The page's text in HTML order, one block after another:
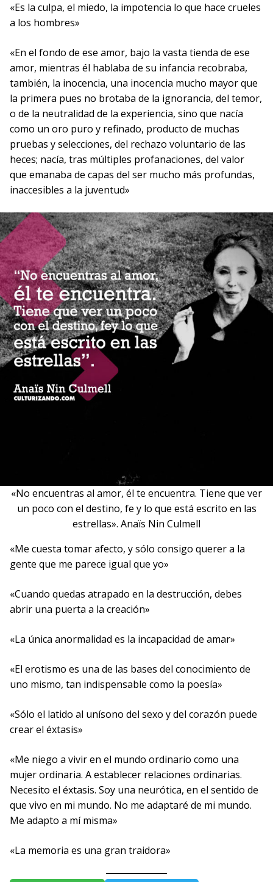
«Es la culpa, el miedo, la impotencia lo que hace crueles
a los hombres»
«En el fondo de ese amor, bajo la vasta tienda de ese
amor, mientras él hablaba de su infancia recobraba,
también, la inocencia, una inocencia mucho mayor que
la primera pues no brotaba de la ignorancia, del temor,
o de la neutralidad de la experiencia, sino que nacía
como un oro puro y refinado, producto de muchas
pruebas y selecciones, del rechazo voluntario de las
heces; nacía, tras múltiples profanaciones, del valor
que emanaba de capas del ser mucho más profundas,
inaccesibles a la juventud»
«No encuentras al amor, él te encuentra. Tiene que ver
un poco con el destino, fe y lo que está escrito en las
estrellas». Anaïs Nin Culmell
«Me cuesta tomar afecto, y sólo consigo querer a la
gente que me parece igual que yo»
«Cuando quedas atrapado en la destrucción, debes
abrir una puerta a la creación»
«La única anormalidad es la incapacidad de amar»
«El erotismo es una de las bases del conocimiento de
uno mismo, tan indispensable como la poesía»
«Sólo el latido al unísono del sexo y del corazón puede
crear el éxtasis»
«Me niego a vivir en el mundo ordinario como una
mujer ordinaria. A establecer relaciones ordinarias.
Necesito el éxtasis. Soy una neurótica, en el sentido de
que vivo en mi mundo. No me adaptaré de mi mundo.
Me adapto a mí misma»
«La memoria es una gran traidora»